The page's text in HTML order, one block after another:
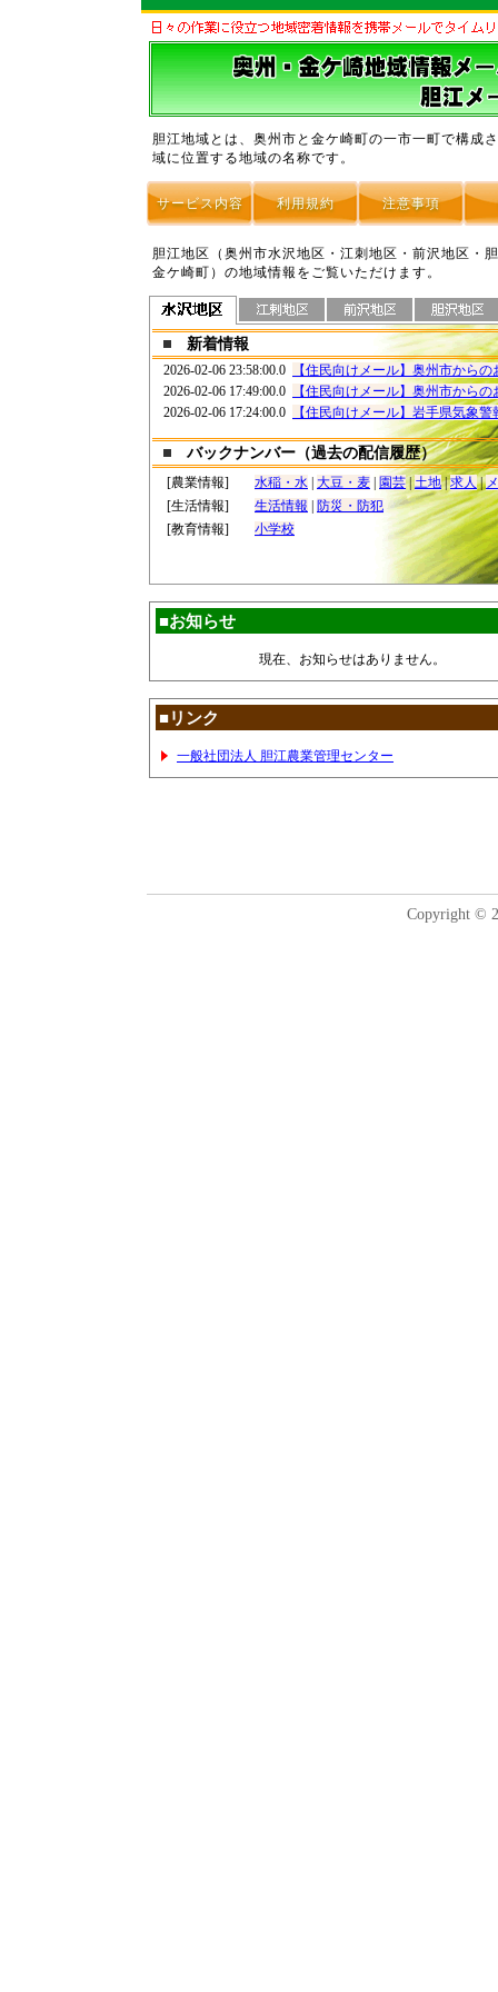
胆江地域とは、奥州市と金ケ崎町の一市一町で構成
域に位置する地域の名称です。
サービス内容 利用規約 注意事項
胆江地区（奥州市水沢地区・江刺地区・前沢地区・
金ケ崎町）の地域情報をご覧いただけます。
新着情報
2026-02-06 23:58:00.0
【住民向けメール】奥州市からの
2026-02-06 17:49:00.0
【住民向けメール】奥州市からの
2026-02-06 17:24:00.0
【住民向けメール】岩手県気象
バックナンバー（過去の配信履歴）
[農業情報] 水稲・水 大豆・麦 園芸|土地|求人|
[生活情報]
生活情報
防災・防犯
[教育情報]
小学校
■お知らせ
現在、お知らせはありません。
■リンク
一般社団法人 胆江農業管理センター
Copyright ©